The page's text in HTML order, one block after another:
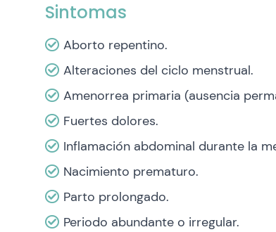
Sintomas
Aborto repentino.
Alteraciones del ciclo menstrual.
Amenorrea primaria (ausencia
Fuertes dolores.
Inflamación abdominal durante la
Nacimiento prematuro.
Parto prolongado.
Periodo abundante o irregular.